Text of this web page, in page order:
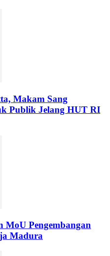
Makam Sang
Publik Jelang HUT RI
MoU Pengembangan
Madura